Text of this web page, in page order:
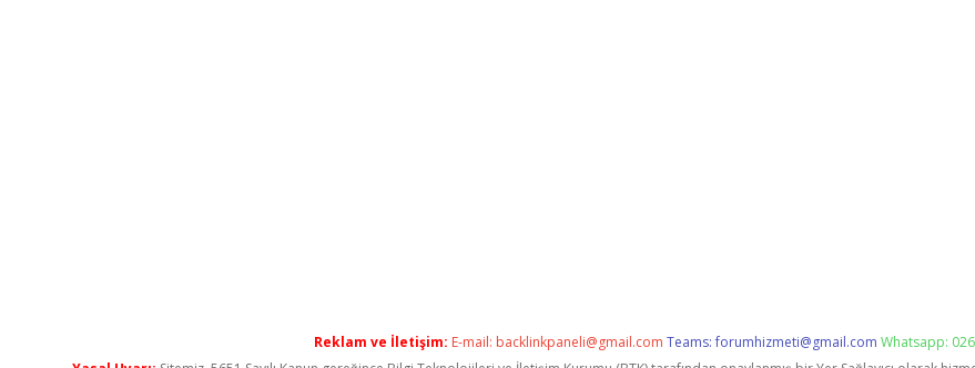
Reklam ve İletişim: E-mail: backlinkpaneli@gmail.com Teams:forumhizmeti@gmail.com Whatsapp: